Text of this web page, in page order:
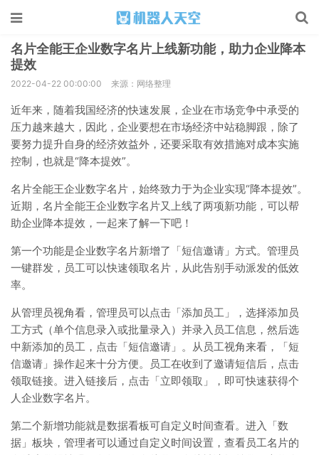
名片全能王企业数字名片上线新功能，助力企业降本
提效
2022-04-22 00:00:00 来源：网络整理
近年来，随着我国经济的快速发展，企业在市场竞争中承受的
压力越来越大，因此，企业要想在市场经济中站稳脚跟，除了
要努力提升自身的经济效益外，还要采取有效措施对成本实施
控制，也就是“降本提效”。
名片全能王企业数字名片，始终致力于为企业实现“降本提效”。
近期，名片全能王企业数字名片又上线了两项新功能，可以帮
助企业降本提效，一起来了解一下吧！
第一个功能是企业数字名片新增了「短信邀请」方式。管理员
一键群发，员工可以快速领取名片，从此告别手动派发的低效
率。
从管理员视角看，管理员可以点击「添加员工」，选择添加员
工方式（单个信息录入或批量录入）并录入员工信息，然后选
中新添加的员工，点击「短信邀请」。从员工视角来看，「短
信邀请」操作起来十分方便。员工在收到了邀请短信后，点击
领取链接。进入链接后，点击「立即领取」，即可快速获得个
人企业数字名片。
第二个新增功能就是数据看板可自定义时间查看。进入「数
据」板块，管理者可以通过自定义时间设置，查看员工名片的